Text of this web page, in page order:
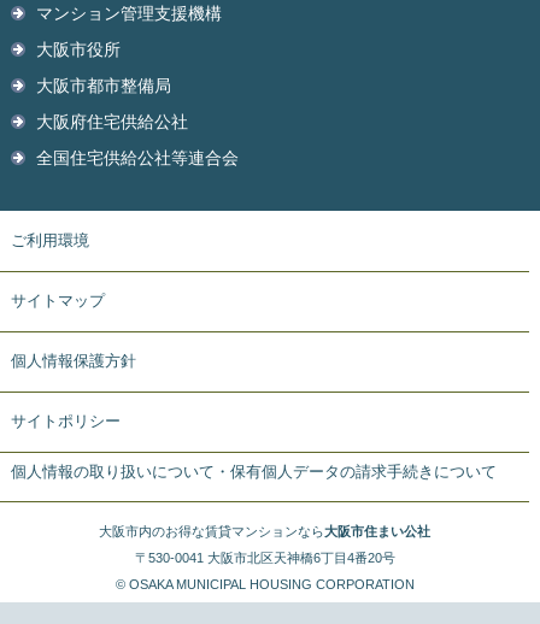
マンション管理支援機構
大阪市役所
大阪市都市整備局
大阪府住宅供給公社
全国住宅供給公社等連合会
ご利用環境
サイトマップ
個人情報保護方針
サイトポリシー
個人情報の取り扱いについて・保有個人データの請求手続きについて
大阪市内のお得な賃貸マンションなら大阪市住まい公社
〒530-0041 大阪市北区天神橋6丁目4番20号
© OSAKA MUNICIPAL HOUSING CORPORATION